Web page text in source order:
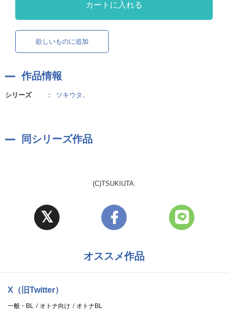
カートに入れる
欲しいものに追加
作品情報
シリーズ ： ツキウタ。
同シリーズ作品
(C)TSUKIUTA.
オススメ作品
X（旧Twitter）
一般・BL オトナ向け オトナBL